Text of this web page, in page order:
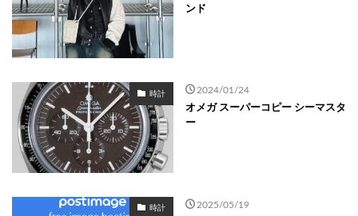
ンド
時計 2024/01/24
オメガ スーパーコピー シーマスタ
ー
時計 2025/05/19